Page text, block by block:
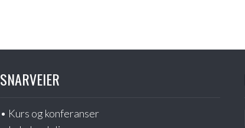
SNARVEIER
Kurs og konferanser